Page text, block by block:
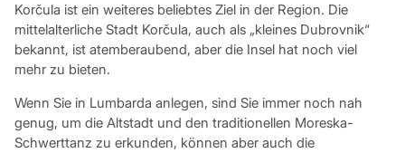
Korčula ist ein weiteres beliebtes Ziel in der Region. Die
mittelalterliche Stadt Korčula, auch als „kleines Dubrovnik“
bekannt, ist atemberaubend, aber die Insel hat noch viel
mehr zu bieten.
Wenn Sie in Lumbarda anlegen, sind Sie immer noch nah
genug, um die Altstadt und den traditionellen Moreska-
Schwerttanz zu erkunden, können aber auch die